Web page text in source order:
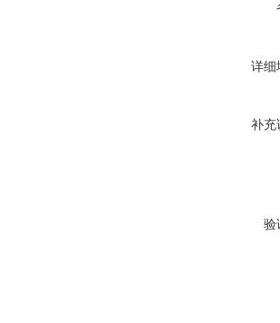
详细
补充
验